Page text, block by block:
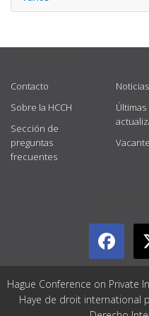
Contacto
Sobre la HCCH
Sección de
preguntas
frecuentes
Últimas
Hague Conference on Private
Haye de droit international